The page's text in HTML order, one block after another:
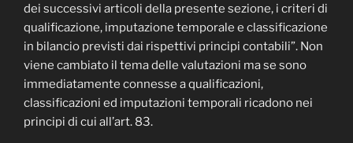
dei successivi articoli della presente sezione, i criteri di
qualificazione, imputazione temporale e classificazione
in bilancio previsti dai rispettivi principi contabili”. Non
viene cambiato il tema delle valutazioni ma se sono
immediatamente connesse a qualificazioni,
classificazioni ed imputazioni temporali ricadono nei
principi di cui all’art. 83.